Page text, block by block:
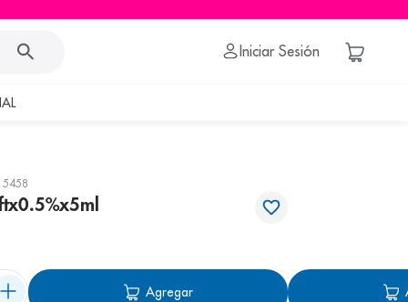
Iniciar Sesión
Agregar